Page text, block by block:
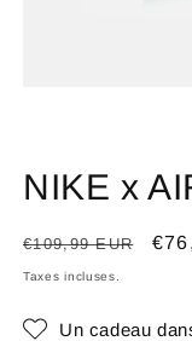
NIKE x
Prix
habituel
€109,99 EUR
Prix
Taxes incluses.
Un cadeau